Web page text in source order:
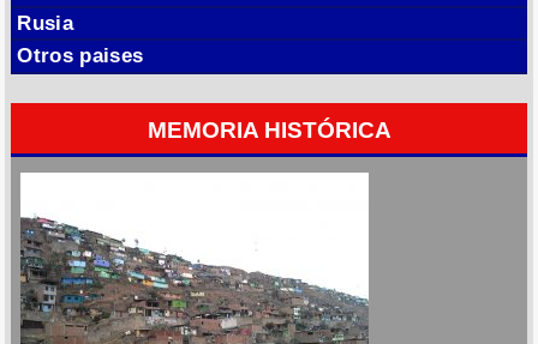
Rusia
Otros paises
MEMORIA HISTÓRICA